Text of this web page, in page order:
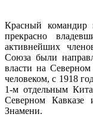
Красный командир
прекрасно
активнейших
Союза были
власти на
человеком, с 1918
1-м отдельным
Северном Кавказе
Знамени.